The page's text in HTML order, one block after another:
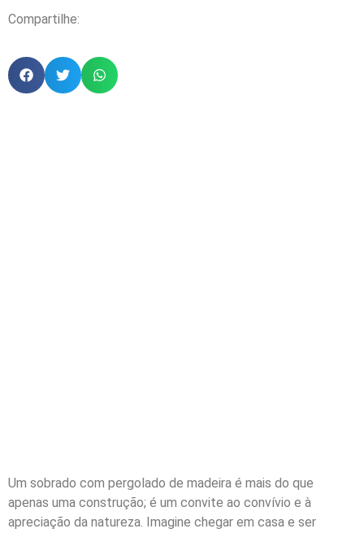
Compartilhe:
Um sobrado com pergolado de madeira é mais do que
apenas uma construção; é um convite ao convívio e à
apreciação da natureza. Imagine chegar em casa e ser